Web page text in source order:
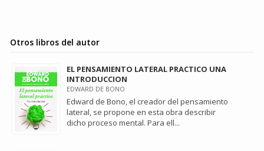
Otros libros del autor
EL PENSAMIENTO LATERAL PRACTICO UNA
INTRODUCCION
EDWARD DE BONO
Edward de Bono, el creador del pensamiento
lateral, se propone en esta obra describir
dicho proceso mental. Para ell...